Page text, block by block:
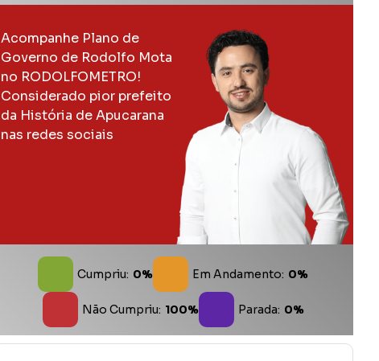
Acompanhe Plano de
Governo de Rodolfo Mota
no RODOLFOMETRO!
Considerado pior prefeito
da História de Apucarana
nas redes sociais
Cumpriu: 0% Em Andamento: 0%
Não Cumpriu: 100% Parada: 0%